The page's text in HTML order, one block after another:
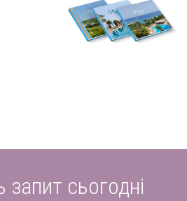
запит сьогодні